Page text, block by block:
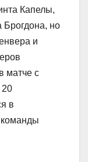
Капелы,
но
и
матче с
20
в
команды